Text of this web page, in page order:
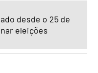
desde o 25 de
eleições